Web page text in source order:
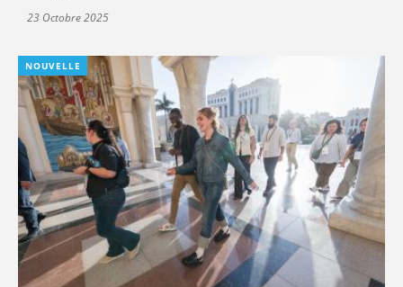
23 Octobre 2025
NOUVELLE